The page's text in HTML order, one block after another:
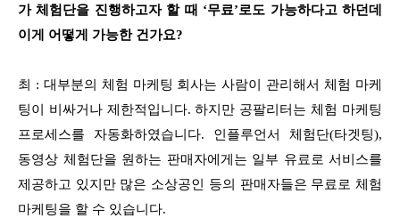
가 체험단을 진행하고자 할 때 ‘무료’로도 가능하다고 하던데
이게 어떻게 가능한 건가요?
최 : 대부분의 체험 마케팅 회사는 사람이 관리해서 체험 마케
팅이 비싸거나 제한적입니다. 하지만 공팔리터는 체험 마케팅
프로세스를 자동화하였습니다. 인플루언서 체험단(타겟팅),
동영상 체험단을 원하는 판매자에게는 일부 유료로 서비스를
제공하고 있지만 많은 소상공인 등의 판매자들은 무료로 체험
마케팅을 할 수 있습니다.